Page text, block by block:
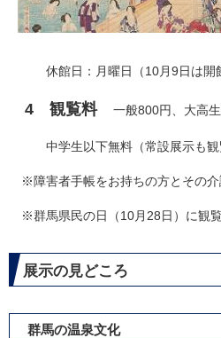
休館日：月曜日（10月9日は開館
4 観覧料​ 一般800円、大高
中学生以下無料（常設展示も観
※障害者手帳をお持ちの方とその
※群馬県民の日（10月28日）に観
展示の見どころ
群馬の温泉文化